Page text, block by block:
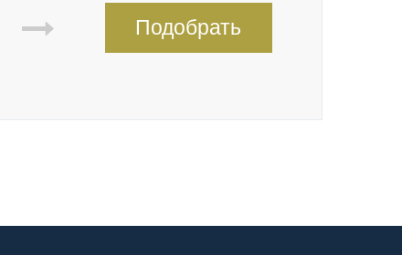
Подобрать